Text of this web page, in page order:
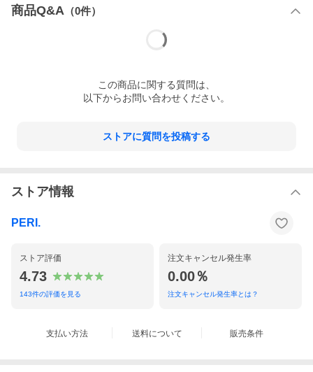
商品Q&A （0件）
この商品に関する質問は、
以下からお問い合わせください。
ストアに質問を投稿する
ストア情報
PERI.
ストア評価
4.73
143件の評価を見る
注文キャンセル発生率
0.00％
注文キャンセル発生率とは？
支払い方法 送料について 販売条件